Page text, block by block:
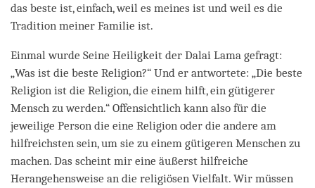
das beste ist, einfach, weil es meines ist und weil es die
Tradition meiner Familie ist.
Einmal wurde Seine Heiligkeit der Dalai Lama gefragt:
„Was ist die beste Religion?“ Und er antwortete: „Die beste
Religion ist die Religion, die einem hilft, ein gütigerer
Mensch zu werden.“ Offensichtlich kann also für die
jeweilige Person die eine Religion oder die andere am
hilfreichsten sein, um sie zu einem gütigeren Menschen zu
machen. Das scheint mir eine äußerst hilfreiche
Herangehensweise an die religiösen Vielfalt. Wir müssen